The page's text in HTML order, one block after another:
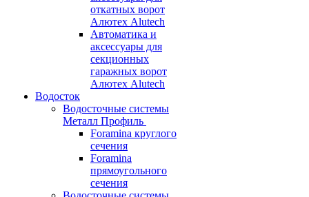
откатных ворот
Алютех Alutech
Автоматика и
аксессуары для
секционных
гаражных ворот
Алютех Alutech
Водосток
Водосточные системы
Металл Профиль
Foramina круглого
сечения
Foramina
прямоугольного
сечения